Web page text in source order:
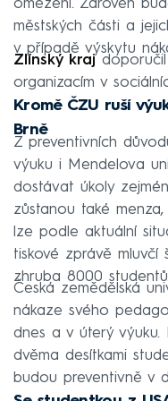
omezení. Zároveň
městských části a
v případě výskytu
Zlínský kraj
organizacím v
Kromě ČZU ruší
Brně
Z preventivních
výuku i Mendelova
dostávat úkoly
zůstanou také
lze podle aktuální
tiskové zprávě mluvčí
zhruba 8000
Česká zemědělská
nákaze svého
dnes a v úterý výuku.
dvěma desítkami
budou preventivně v